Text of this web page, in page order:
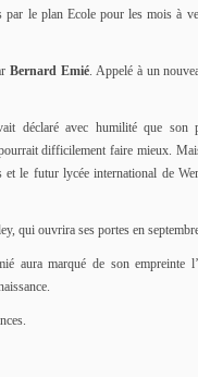
par le plan Ecole pour les mois à
Bernard Emié. Appelé à un
déclaré avec humilité que son
difficilement faire mieux.
le futur lycée international de
qui ouvrira ses portes en
aura marqué de son empreinte